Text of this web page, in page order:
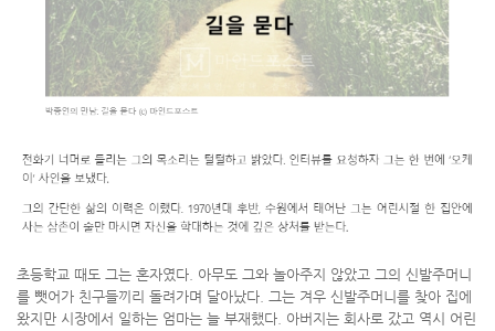
초등학교 때도 그는 혼자였다. 아무도 그와 놀아주지 않았고 그의 신발주머니
를 뺏어가 친구들끼리 돌려가며 달아났다. 그는 겨우 신발주머니를 찾아 집에
왔지만 시장에서 일하는 엄마는 늘 부재했다. 아버지는 회사로 갔고 역시 어린